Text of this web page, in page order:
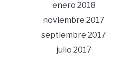
enero 2018
noviembre 2017
septiembre 2017
julio 2017